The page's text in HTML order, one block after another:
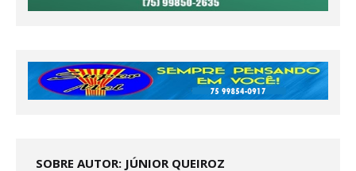
SOBRE AUTOR: JÚNIOR QUEIROZ